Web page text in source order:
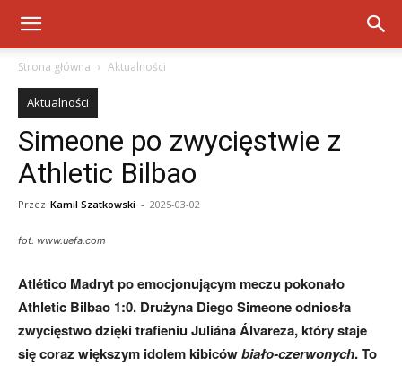
Strona główna Aktualności
Aktualności
Simeone po zwycięstwie z
Athletic Bilbao
Przez Kamil Szatkowski - 2025-03-02
fot. www.uefa.com
Atlético Madryt po emocjonującym meczu pokonało
Athletic Bilbao 1:0. Drużyna Diego Simeone odniosła
zwycięstwo dzięki trafieniu Juliána Álvareza, który staje
się coraz większym idolem kibicówbiało-czerwonych. To